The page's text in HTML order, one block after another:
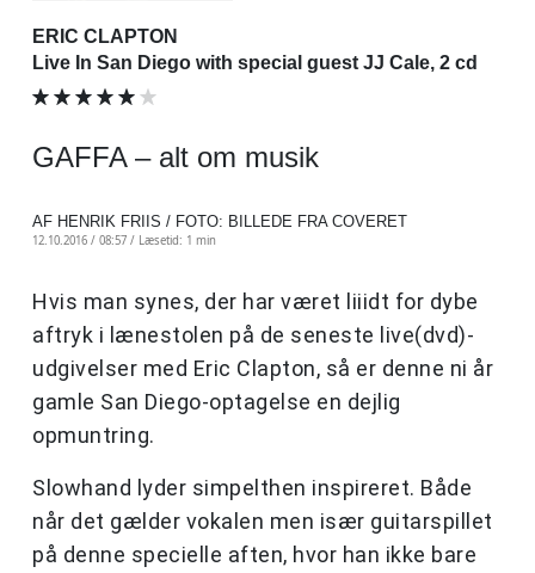
ERIC CLAPTON
Live In San Diego with special guest JJ Cale, 2 cd
GAFFA – alt om musik
AF HENRIK FRIIS / FOTO: BILLEDE FRA COVERET
12.10.2016 / 08:57 / Læsetid: 1 min
Hvis man synes, der har været liiidt for dybe
aftryk i lænestolen på de seneste live(dvd)-
udgivelser med Eric Clapton, så er denne ni år
gamle San Diego-optagelse en dejlig
opmuntring.
Slowhand lyder simpelthen inspireret. Både
når det gælder vokalen men især guitarspillet
på denne specielle aften, hvor han ikke bare